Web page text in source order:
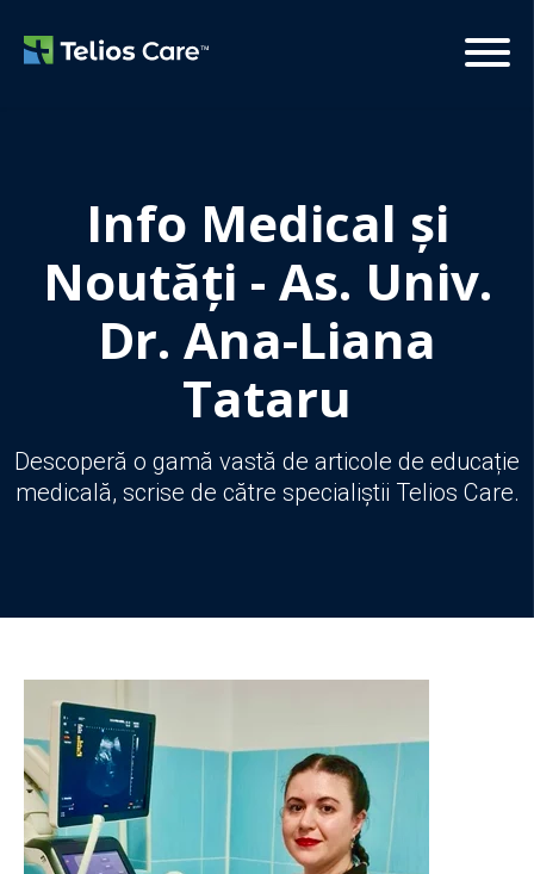
Info Medical și
Noutăți - As. Univ.
Dr. Ana-Liana
Tataru
Descoperă o gamă vastă de articole de educație
medicală, scrise de către specialiștii Telios Care.